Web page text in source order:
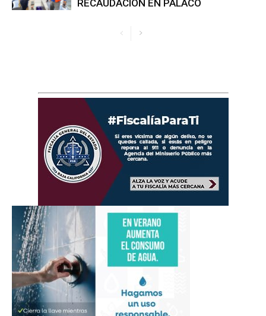
RECAUDACIÓN EN PALACO